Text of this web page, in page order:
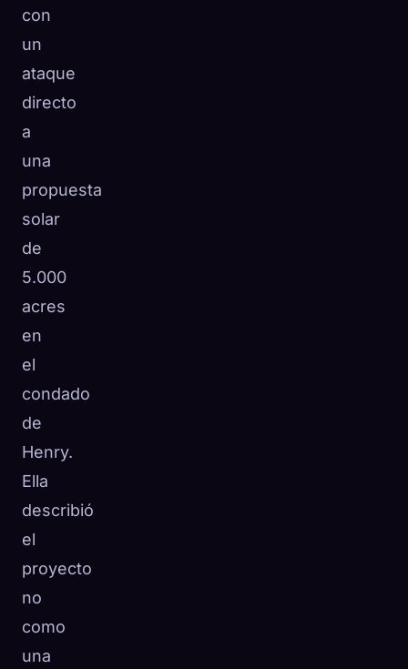
con
un
ataque
directo
a
una
propuesta
solar
de
5.000
acres
en
el
condado
de
Henry.
Ella
describió
el
proyecto
no
como
una